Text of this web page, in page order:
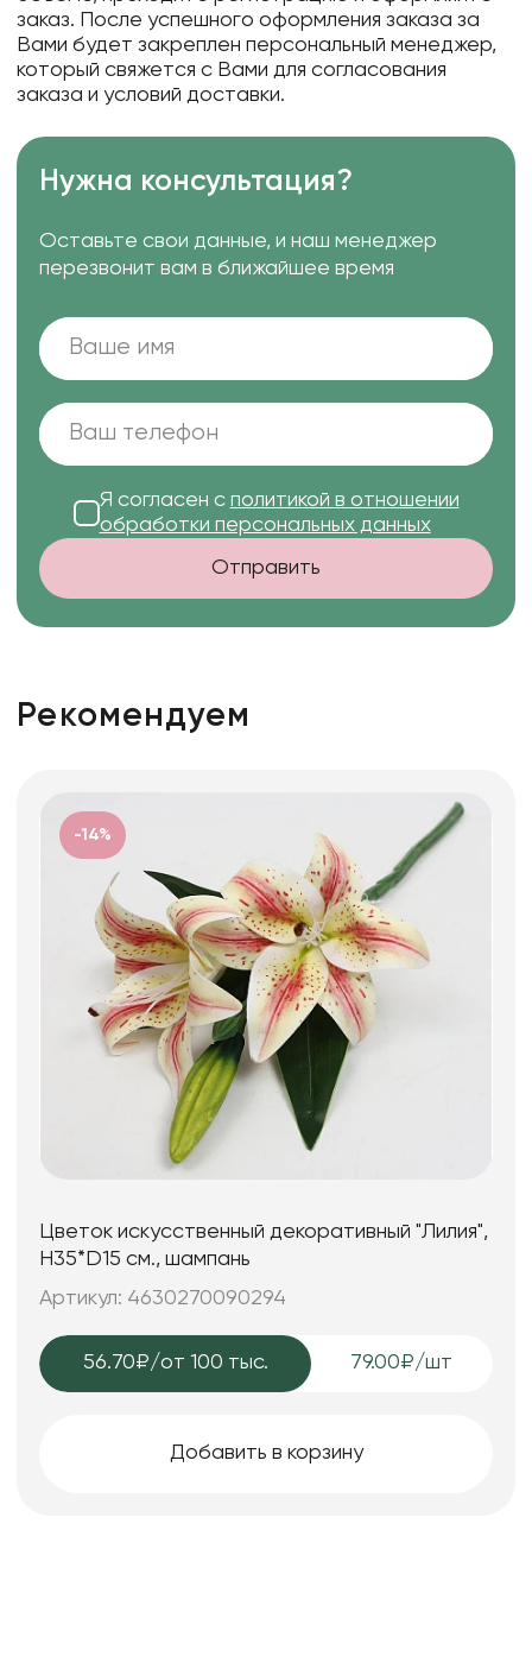
заказ. После успешного оформления заказа за
Вами будет закреплен персональный менеджер,
который свяжется с Вами для согласования
заказа и условий доставки.
Нужна консультация?
Оставьте свои данные, и наш менеджер
перезвонит вам в ближайшее время
Я согласен с политикой в отношении
обработки персональных данных
Отправить
Рекомендуем
-14%
Цветок искусственный декоративный "Лилия",
H35*D15 см., шампань
Артикул: 4630270090294
56.70₽/от 100 тыс. 79.00₽/шт
Добавить в корзину